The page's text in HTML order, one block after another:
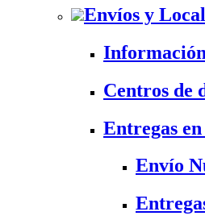
Envíos y
Centros de
Entregas
Envío